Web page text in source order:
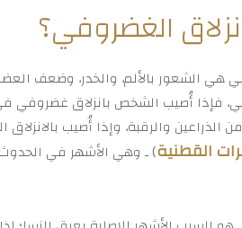
الغضروفي؟
هي الشعور بالألم، والخدر، وضعف
فإذا أُصيب الشخص بانزلاق
الذراعين والرقبة، وإذا أُصيب
القطنية) ـ وهي الأشهر في